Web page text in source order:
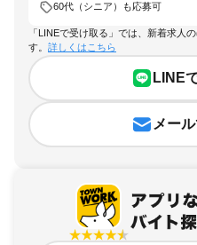
60代（シニア）も応募可
「LINEで受け取る」では、新着求人
す。 詳しくはこちら
LINE
メー